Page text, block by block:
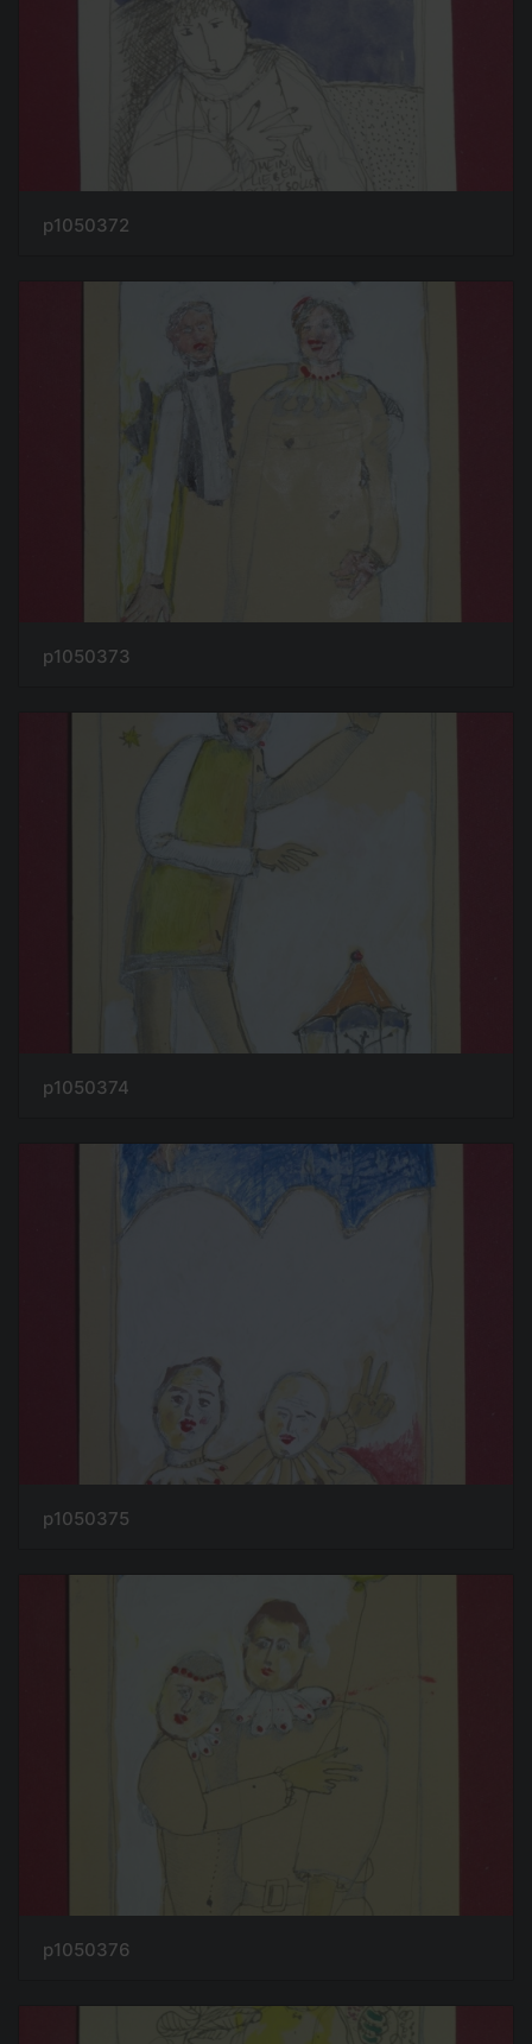
p1050372
p1050373
p1050374
p1050375
p1050376